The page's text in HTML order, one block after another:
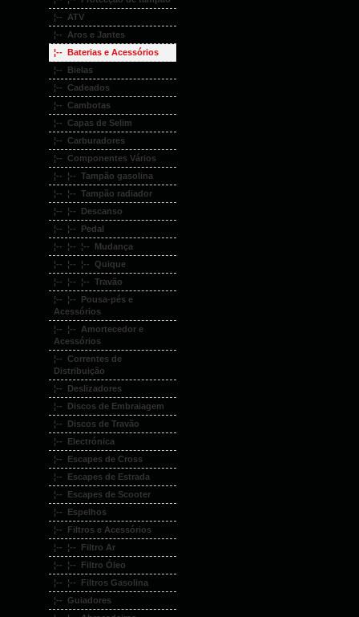
¦-- ATV
¦-- Aros e Jantes
¦-- Baterias e Acessórios
¦-- Bielas
¦-- Cadeados
¦-- Cambotas
¦-- Capas de Selim
¦-- Carburadores
¦-- Componentes Vários
¦-- ¦-- Tampão gasolina
¦-- ¦-- Tampão radiador
¦-- ¦-- Descanso
¦-- ¦-- Pedal
¦-- ¦-- ¦-- Mudança
¦-- ¦-- ¦-- Quique
¦-- ¦-- ¦-- Travão
¦-- ¦-- Pousa-pés e
Acessórios
¦-- ¦-- Amortecedor e
Acessórios
¦-- Correntes de
Distribuição
¦-- Deslizadores
¦-- Discos de Embraiagem
¦-- Discos de Travão
¦-- Electrónica
¦-- Escapes de Cross
¦-- Escapes de Estrada
¦-- Escapes de Scooter
¦-- Espelhos
¦-- Filtros e Acessórios
¦-- ¦-- Filtro Ar
¦-- ¦-- Filtro Óleo
¦-- ¦-- Filtros Gasolina
¦-- Guiadores